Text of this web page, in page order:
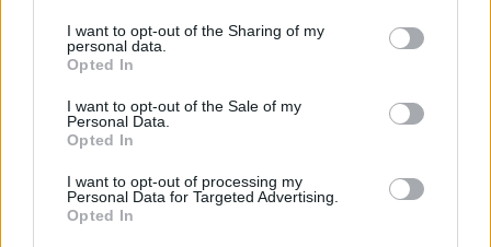
I want to opt-out of the Sharing of my
personal data.
Opted In
I want to opt-out of the Sale of my
Personal Data.
Opted In
I want to opt-out of processing my
Personal Data for Targeted Advertising.
Opted In
Vista dalla parte tedesca, quindi, la vicenda non
nulla a che vedere con la politica di Salvini
(nell’articolo non viene mai nominato il nostro
Ministro dell’Interno, che pure più volte è stato
attaccato in articoli della FAZ in altre occasioni),
ed i soliti giornali italiani hanno interpretato i fatti
distorcendoli.